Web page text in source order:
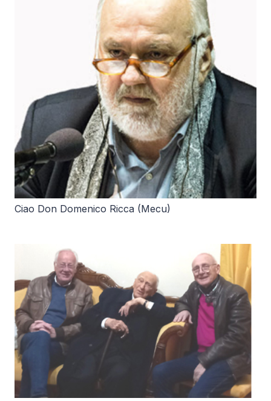
Ciao Don Domenico Ricca (Mecu)